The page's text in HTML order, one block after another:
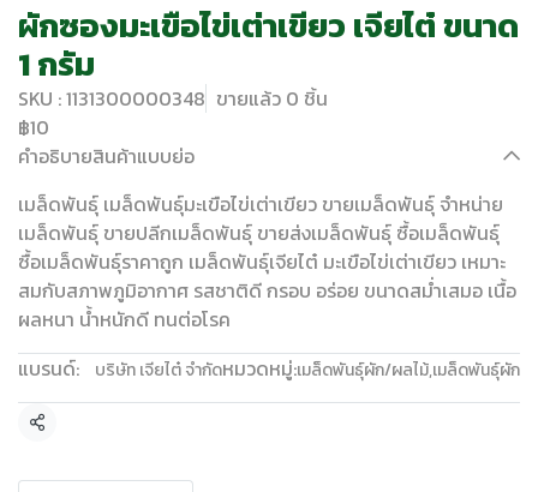
ผักซองมะเขือไข่เต่าเขียว เจียไต๋ ขนาด
1 กรัม
SKU : 1131300000348 ขายแล้ว 0 ชิ้น
฿10
คำอธิบายสินค้าแบบย่อ
เมล็ดพันธุ์ เมล็ดพันธุ์มะเขือไข่เต่าเขียว ขายเมล็ดพันธุ์ จำหน่าย
เมล็ดพันธุ์ ขายปลีกเมล็ดพันธุ์ ขายส่งเมล็ดพันธุ์ ซื้อเมล็ดพันธุ์
ซื้อเมล็ดพันธุ์ราคาถูก เมล็ดพันธุ์เจียไต๋ มะเขือไข่เต่าเขียว เหมาะ
สมกับสภาพภูมิอากาศ รสชาติดี กรอบ อร่อย ขนาดสม่ำเสมอ เนื้อ
ผลหนา น้ำหนักดี ทนต่อโรค
แบรนด์:
บริษัท เจียไต๋ จำกัดหมวดหมู่:เมล็ดพันธุ์ผัก/ผลไม้,เมล็ดพันธุ์ผัก
แชร์